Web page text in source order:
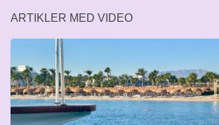
ARTIKLER MED VIDEO